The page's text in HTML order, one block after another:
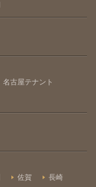
名古屋テナント
佐賀 長崎